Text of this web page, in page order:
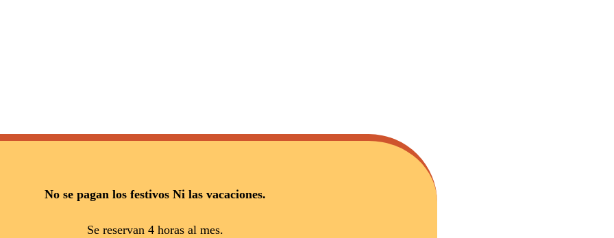
No se pagan los festivos Ni las vacaciones.
Se reservan 4 horas al mes.